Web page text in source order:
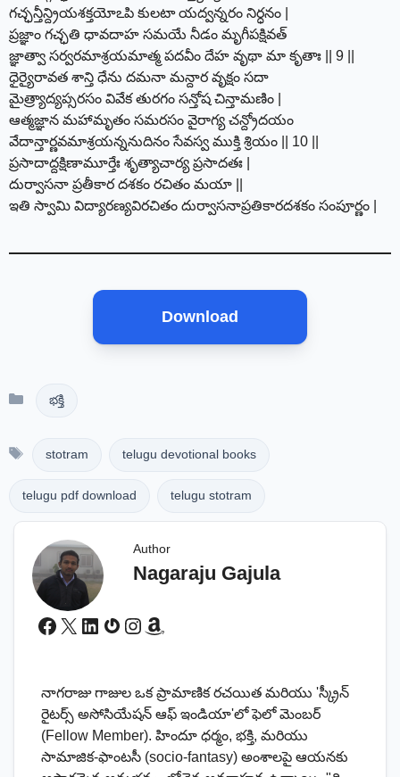
గచ్ఛన్తీన్ద్రియశక్తయోఽపి కులటా యద్వన్నరం నిర్ధనం |
ప్రజ్ఞాం గచ్ఛతి ధావదాహ సమయే నీడం మృగీపక్షివత్
జ్ఞాత్వా సర్వరమాశ్రయమాత్మ పదవీం దేహ వృథా మా కృతాః || 9 ||
ధైర్యైరావత శాన్తి ధేను దమనా మన్దార వృక్షం సదా
మైత్ర్యాద్యప్సరసం వివేక తురగం సన్తోష చిన్తామణిం |
ఆత్మజ్ఞాన మహామృతం సమరసం వైరాగ్య చన్ద్రోదయం
వేదాన్తార్ణవమాశ్రయన్ననుదినం సేవస్వ ముక్తి శ్రియం || 10 ||
ప్రసాదాద్దక్షిణామూర్తేః శృత్యాచార్య ప్రసాదతః |
దుర్వాసనా ప్రతీకార దశకం రచితం మయా ||
ఇతి స్వామి విద్యారణ్యవిరచితం దుర్వాసనాప్రతికారదశకం సంపూర్ణం |
Download
Categories
భక్తి
Tagsstotram telugu devotional books
telugu pdf download telugu stotram
Author
Nagaraju Gajula
Facebook
X LinkedIn
Gravatar
Instagram
Amazon
నాగరాజు గాజుల ఒక ప్రామాణిక రచయిత మరియు 'స్క్రీన్
రైటర్స్ అసోసియేషన్ ఆఫ్ ఇండియా'లో ఫెలో మెంబర్
(Fellow Member). హిందూ ధర్మం, భక్తి, మరియు
సామాజిక-ఫాంటసీ (socio-fantasy) అంశాలపై ఆయనకు